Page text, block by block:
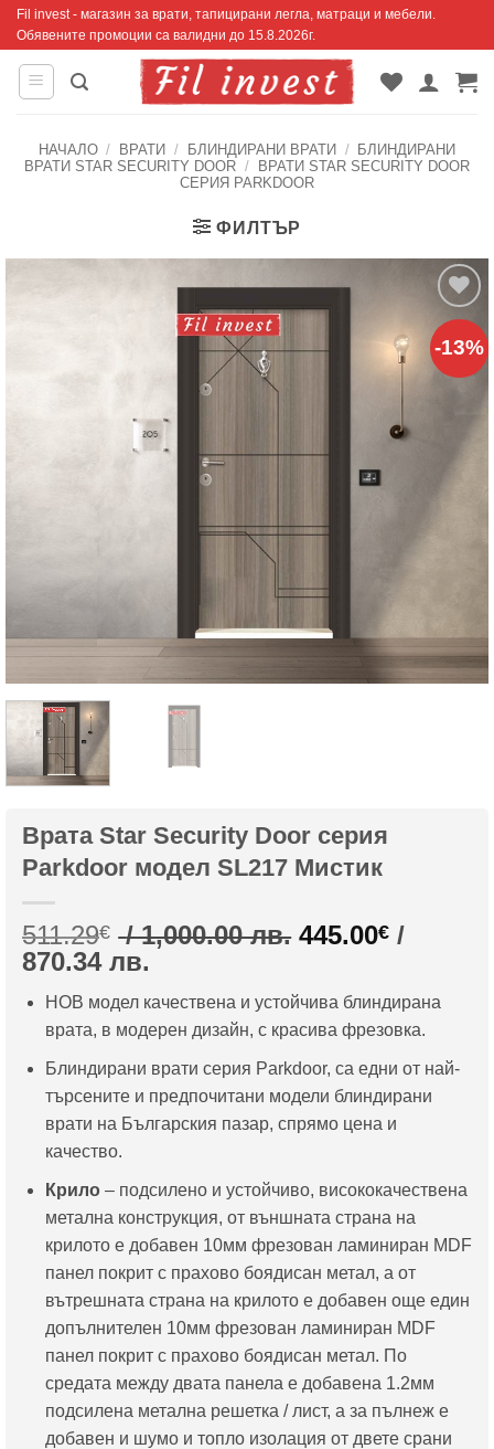
Skip
content
Fil invest - магазин за врати, тапицирани легла, матраци и мебели.
Обявените промоции са валидни до 15.8.2026г.
НАЧАЛО / ВРАТИ / БЛИНДИРАНИ ВРАТИ /
БЛИНДИРАНИ
ВРАТИ STAR SECURITY DOOR /
ВРАТИ STAR SECURITY DOOR
СЕРИЯ PARKDOOR
ФИЛТЪР
-13%
Добавяне
към
списъка с
Врата Star Security Door серия
Parkdoor модел SL217 Мистик
511.29€ / 1,000.00 лв. Original
was:
511.29€
/
1,000.00
лв..
445.00€ /
870.34 лв.
е:
445.00€
/
870.34
лв..
НОВ модел качествена и устойчива блиндирана
врата, в модерен дизайн, с красива фрезовка.
Блиндирани врати серия Parkdoor, са едни от най-
търсените и предпочитани модели блиндирани
врати на Българския пазар, спрямо цена и
качество.
Крило– подсилено и устойчиво, висококачествена
метална конструкция, от външната страна на
крилото е добавен 10мм фрезован ламиниран MDF
панел покрит с прахово боядисан метал, а от
вътрешната страна на крилото е добавен още един
допълнителен 10мм фрезован ламиниран MDF
панел покрит с прахово боядисан метал. По
средата между двата панела е добавена 1.2мм
подсилена метална решетка / лист, а за пълнеж е
добавен и шумо и топло изолация от двете срани